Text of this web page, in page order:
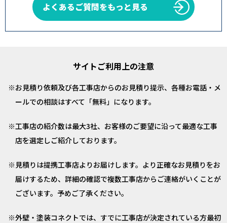
よくあるご質問をもっと見る
サイトご利用上の注意
お見積り依頼及び各工事店からのお見積り提示、各種お電話・メ
ールでの相談はすべて「無料」になります。
工事店の紹介数は最大3社、お客様のご要望に沿って最適な工事
店を選定しご紹介しております。
見積りは提携工事店よりお届けします。より正確なお見積りをお
届けするため、詳細の確認で複数工事店からご連絡がいくことが
ございます。予めご了承ください。
外壁・塗装コネクトでは、すでに工事店が決定されている方最初